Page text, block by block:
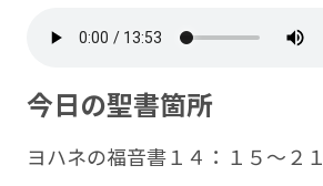
今日の聖書箇所
ヨハネの福音書１４：１５～２１